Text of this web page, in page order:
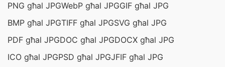
PNG għal JPGWebP għal JPGGIF għal JPG
BMP għal JPGTIFF għal JPGSVG għal JPG
PDF għal JPGDOC għal JPGDOCX għal JPG
ICO għal JPGPSD għal JPGJFIF għal JPG